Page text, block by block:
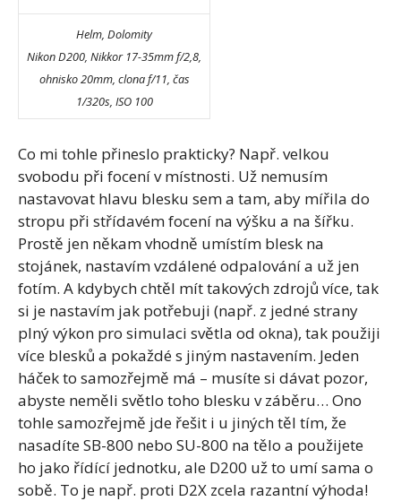
Helm, Dolomity
Nikon D200, Nikkor 17-35mm f/2,8,
ohnisko 20mm, clona f/11, čas
1/320s, ISO 100
Co mi tohle přineslo prakticky? Např. velkou
svobodu při focení v místnosti. Už nemusím
nastavovat hlavu blesku sem a tam, aby mířila do
stropu při střídavém focení na výšku a na šířku.
Prostě jen někam vhodně umístím blesk na
stojánek, nastavím vzdálené odpalování a už jen
fotím. A kdybych chtěl mít takových zdrojů více, tak
si je nastavím jak potřebuji (např. z jedné strany
plný výkon pro simulaci světla od okna), tak použiji
více blesků a pokaždé s jiným nastavením. Jeden
háček to samozřejmě má – musíte si dávat pozor,
abyste neměli světlo toho blesku v záběru… Ono
tohle samozřejmě jde řešit i u jiných těl tím, že
nasadíte SB-800 nebo SU-800 na tělo a použijete
ho jako řídící jednotku, ale D200 už to umí sama o
sobě. To je např. proti D2X zcela razantní výhoda!